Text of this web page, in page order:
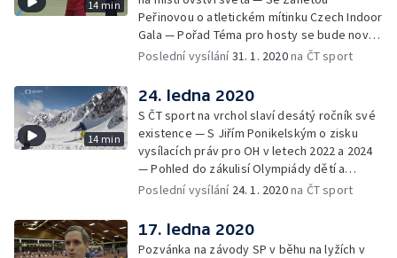
14 min
Peřinovou o atletickém mítinku Czech Indoor
Gala — Pořad Téma pro hosty se bude nově
vysílat i z brněnského studia — Upoutávka
Poslední vysílání31. 1. 2020na ČT sport
14 min
24. ledna 2020
S ČT sport na vrchol slaví desátý ročník své
existence — S Jiřím Ponikelským o zisku
vysílacích práv pro OH v letech 2022 a 2024
— Pohled do zákulisí Olympiády dětí a
mládeže v Karlovarském kraji — Upoutávka
Poslední vysílání 24. 1. 2020na ČT sport
17. ledna 2020
Pozvánka na závody SP v běhu na lyžích v